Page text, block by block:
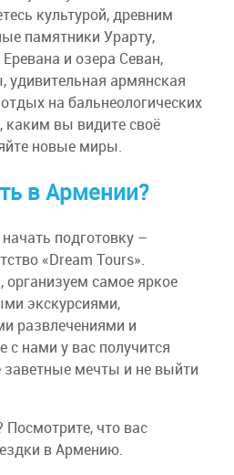
культурой, древним
памятники Урарту,
и озера Севан,
удивительная армянская
на бальнеологических
каким вы видите своё
новые миры.
в Армении?
подготовку –
«Dream Tours».
самое яркое
экскурсиями,
развлечениями и
с нами у вас получится
заветные мечты и не выйти
что вас
в Армению.